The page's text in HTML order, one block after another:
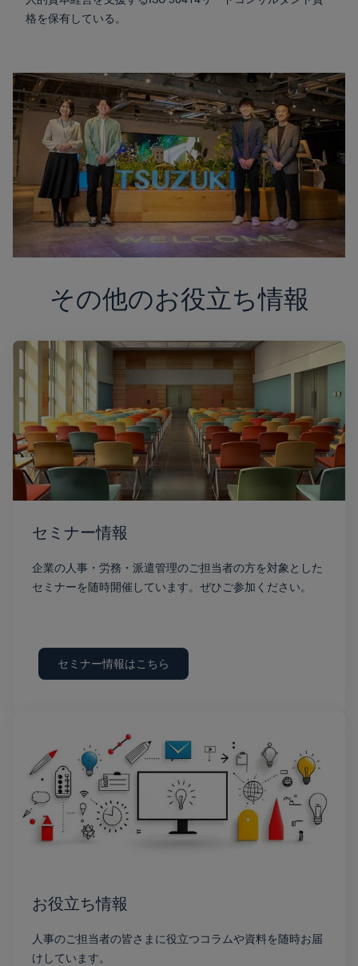
格を保有している。
その他のお役立ち情報
セミナー情報
企業の人事・労務・派遣管理のご担当者の方を対象とした
セミナーを随時開催しています。ぜひご参加ください。
セミナー情報はこちら
お役立ち情報
人事のご担当者の皆さまに役立つコラムや資料を随時お届
けしています。